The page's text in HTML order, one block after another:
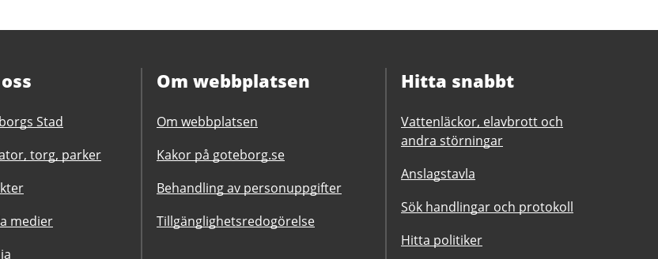
Stad
torg, parker
medier
Om webbplatsen
Om webbplatsen
Kakor på goteborg.se
Behandling av personuppgifter
Tillgänglighetsredogörelse
Hitta snabbt
Vattenläckor, elavbrott och
andra störningar
Anslagstavla
Sök handlingar och protokoll
Hitta politiker